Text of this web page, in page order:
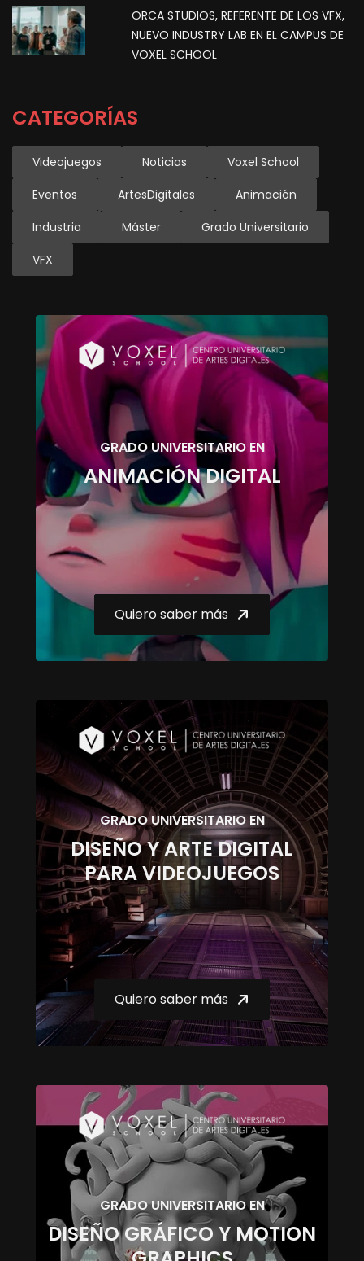
ORCA STUDIOS, REFERENTE DE LOS VFX,
NUEVO INDUSTRY LAB EN EL CAMPUS DE
VOXEL SCHOOL
CATEGORÍAS
Videojuegos Noticias
Voxel School
Eventos
ArtesDigitales
Animación
Industria
Máster
Grado Universitario
VFX
GRADO UNIVERSITARIO EN
ANIMACIÓN DIGITAL
Quiero saber más
GRADO UNIVERSITARIO EN
DISEÑO Y ARTE DIGITAL
PARA VIDEOJUEGOS
Quiero saber más
GRADO UNIVERSITARIO EN
DISEÑO GRÁFICO Y MOTION